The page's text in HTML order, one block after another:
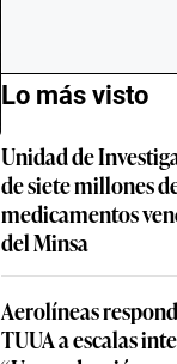
Lo más visto
Unidad de
de siete millones
medicamentos
del Minsa
Aerolíneas
TUUA a escalas